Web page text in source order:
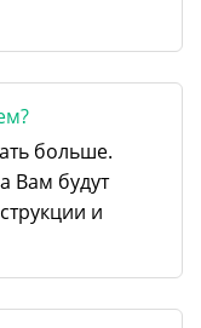
больше.
Вам будут
и